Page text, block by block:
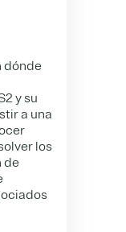
dónde
y su
a una
los
de